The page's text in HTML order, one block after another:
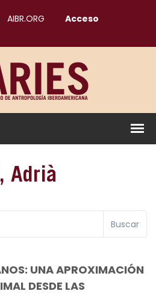
AIBR.ORG Acceso
Adrià
Buscar
UNA APROXIMACIÓN
DESDE LAS